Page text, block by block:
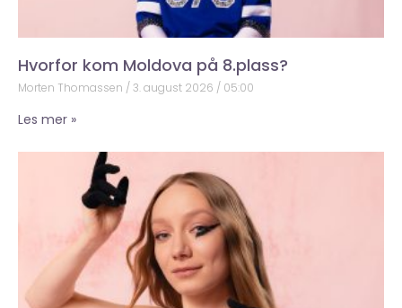
Hvorfor kom Moldova på 8.plass?
Morten Thomassen 3. august 2026 05:00
Les mer »